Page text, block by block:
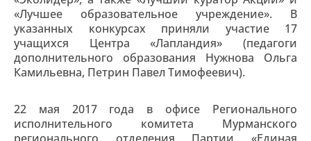
«Лучшее образовательное учреждение». В
указанных конкурсах приняли участие 17
учащихся Центра «Лапландия» (педагоги
дополнительного образования Нужнова Ольга
Камильевна, Петрин Павел Тимофеевич).
22 мая 2017 года в офисе Регионального
исполнительного комитета Мурманского